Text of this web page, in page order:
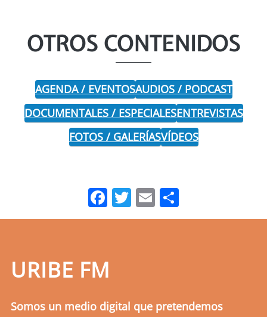
OTROS CONTENIDOS
AGENDA / EVENTOSAUDIOS / PODCAST
DOCUMENTALES / ESPECIALESENTREVISTAS
FOTOS / GALERÍASVÍDEOS
Facebook
Twitter
Email
URIBE FM
Somos un medio digital que pretendemos